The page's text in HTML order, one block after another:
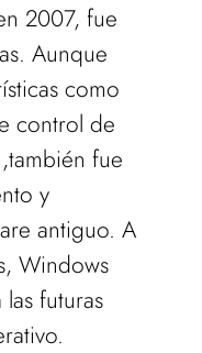
2007, fue
Aunque
como
control de
fue
y
antiguo. A
Windows
futuras